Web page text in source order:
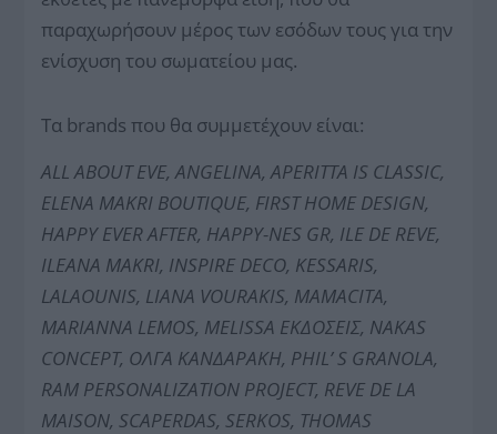
παραχωρήσουν μέρος των εσόδων τους για την
ενίσχυση του σωματείου μας.
Τα brands που θα συμμετέχουν είναι:
ALL ABOUT EVE, ANGELINA, APERITTA IS CLASSIC,
ELENA MAKRI BOUTIQUE, FIRSTΗΟΜΕ DESIGN,
HAPPY EVER AFTER, HAPPY-NES GR, ILE DE REVE,
ILEANA MAKRI, INSPIRE DECO, KESSARIS,
LALAOUNIS, LIANA VOURAKIS, MAMACITA,
MARIANNA LEMOS, MELISSA ΕΚΔΟΣΕΙΣ, NAKAS
CONCEPT, ΟΛΓΑ ΚΑΝΔΑΡΑΚΗ, PHIL’ S GRANOLA,
RAM PERSONALIZATION PROJECT, REVE DE LA
MAISON, SCAPERDAS, SERKOS, THOMAS